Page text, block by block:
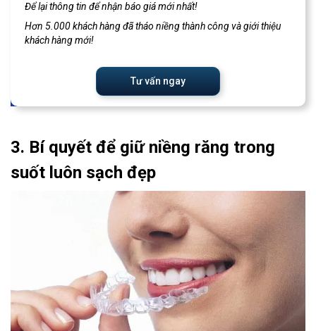
Để lại thông tin để nhận báo giá mới nhất!
Hơn 5.000 khách hàng đã tháo niềng thành công và giới thiệu
khách hàng mới!
Tư vấn ngay
3. Bí quyết để giữ niềng răng trong
suốt luôn sạch đẹp